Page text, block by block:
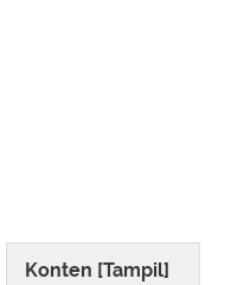
Konten [Tampil]